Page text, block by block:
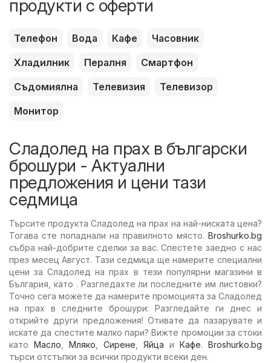
продукти с оферти
Телефон Вода Кафе
Часовник
Хладилник
Пералня
Смартфон
Съдомиялна
Телевизия
Телевизор
Монитор
Сладолед на прах в български
брошури - Актуални
предложения и цени тази
седмица
Търсите продукта Сладолед на прах на най-ниската цена?
Тогава сте попаднали на правилното място. Broshurko.bg
събра най-добрите сделки за вас. Спестете заедно с нас
през месец Август. Тази седмица ще намерите специални
цени за Сладолед на прах в тези популярни магазини в
България, като . Разгледахте ли последните им листовки?
Точно сега можете да намерите промоцията за Сладолед
на прах в следните брошури: Разгледайте ги днес и
открийте други предложения! Отивате да пазарувате и
искате да спестите малко пари? Вижте промоции за стоки
като Масло Мляко Сирене Яйца и Кафе. Broshurko.bg
търси отстъпки за всички продукти всеки ден.